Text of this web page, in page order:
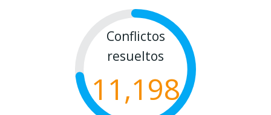
Conflictos
resueltos
11,198